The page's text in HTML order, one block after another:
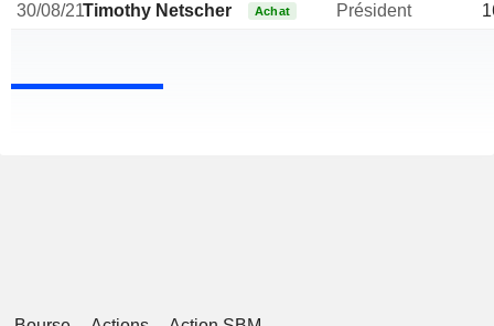
30/08/21Timothy Netscher Achat Président